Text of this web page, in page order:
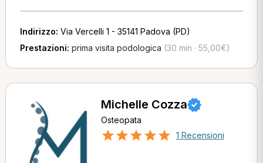
Indirizzo: Via Vercelli 1 - 35141 Padova (PD)
Prestazioni: prima visita podologica (30 min · 55,00€)
Michelle Cozza
Osteopata
1 Recensioni